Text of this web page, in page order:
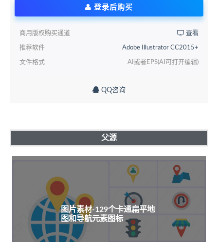
登录后购买
商用版权购买通道 查看
推荐软件 Adobe Illustrator CC2015+
文件格式 AI或者EPS(AI可打开编辑)
QQ咨询
父源
图片素材-129个卡通扁平地
图和导航元素图标